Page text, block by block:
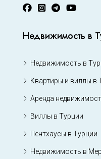
Недвижимость в
Недвижимость в
Квартиры и виллы в
Аренда
Виллы в Турции
Пентхаусы в Турции
Недвижимость в